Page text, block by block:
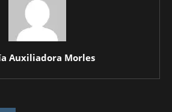
Auxiliadora Morles